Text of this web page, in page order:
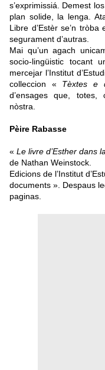
s’exprimissiá. Demest
plan solide, la lenga.
Libre d’Estèr se’n
segurament d’autras.
Mai qu’un agach
socio-lingüistic tocant
mercejar l’Institut
colleccion « Tèxtes e
d’ensages que, totes,
nòstra.
Pèire Rabasse
« Le livre d’Esther dans
de Nathan Weinstock.
Edicions de l’Institut
documents ». Despaus
paginas.